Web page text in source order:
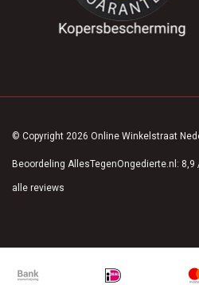
© Copyright 2026 Online Winkelstraat
Beoordeling AllesTegenOngedierte.nl : 8,9
alle reviews